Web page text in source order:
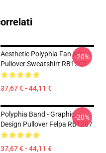
Aesthetic Polyphia Fan Art
Pullover Sweatshirt RB1207
37,67 € - 44,11 €
-20%
Polyphia Band - Graphic
Design Pullover Felpa RB1207
37,67 € - 44,11 €
-20%